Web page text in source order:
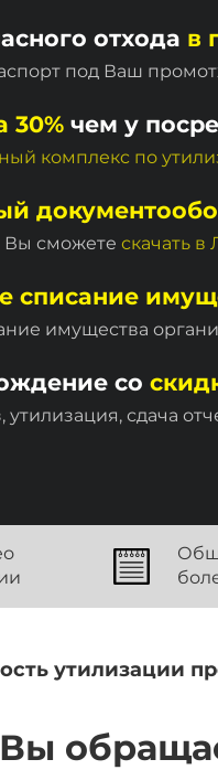
отхода в
под Ваш
30% чем у
комплекc по
Вы сможете скачать
списание
имущества
со
сдача
утилизации